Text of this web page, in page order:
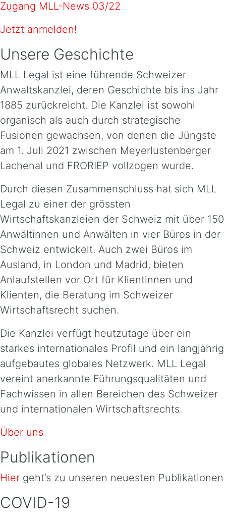
Zugang MLL-News 03/22
Jetzt anmelden!
Unsere Geschichte
MLL Legal ist eine führende Schweizer
Anwaltskanzlei, deren Geschichte bis ins Jahr
1885 zurückreicht. Die Kanzlei ist sowohl
organisch als auch durch strategische
Fusionen gewachsen, von denen die Jüngste
am 1. Juli 2021 zwischen Meyerlustenberger
Lachenal und FRORIEP vollzogen wurde.
Durch diesen Zusammenschluss hat sich MLL
Legal zu einer der grössten
Wirtschaftskanzleien der Schweiz mit über 150
Anwältinnen und Anwälten in vier Büros in der
Schweiz entwickelt. Auch zwei Büros im
Ausland, in London und Madrid, bieten
Anlaufstellen vor Ort für Klientinnen und
Klienten, die Beratung im Schweizer
Wirtschaftsrecht suchen.
Die Kanzlei verfügt heutzutage über ein
starkes internationales Profil und ein langjährig
aufgebautes globales Netzwerk. MLL Legal
vereint anerkannte Führungsqualitäten und
Fachwissen in allen Bereichen des Schweizer
und internationalen Wirtschaftsrechts.
Über uns
Publikationen
Hier geht’s zu unseren neuesten Publikationen
COVID-19